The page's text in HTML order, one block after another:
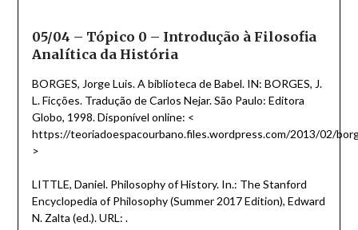
05/04 – Tópico 0 – Introdução à Filosofia
Analítica da História
BORGES, Jorge Luis. A biblioteca de Babel. IN: BORGES, J.
L. Ficções. Tradução de Carlos Nejar. São Paulo: Editora
Globo, 1998. Disponível online: <
https://teoriadoespacourbano.files.wordpress.com/2013/02/
>
LITTLE, Daniel. Philosophy of History. In.: The Stanford
Encyclopedia of Philosophy (Summer 2017 Edition), Edward
N. Zalta (ed.). URL: .